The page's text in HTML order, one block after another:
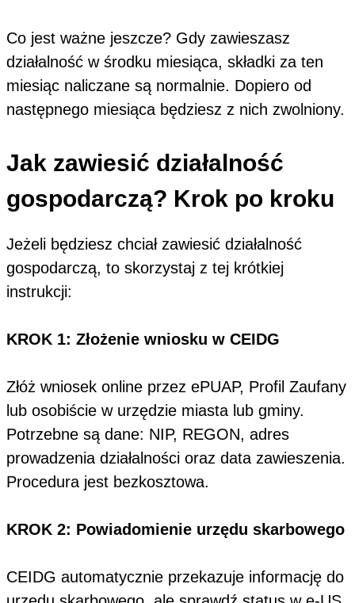
Co jest ważne jeszcze? Gdy zawieszasz
działalność w środku miesiąca, składki za ten
miesiąc naliczane są normalnie. Dopiero od
następnego miesiąca będziesz z nich zwolniony.
Jak zawiesić działalność
gospodarczą? Krok po kroku
Jeżeli będziesz chciał zawiesić działalność
gospodarczą, to skorzystaj z tej krótkiej
instrukcji:
KROK 1: Złożenie wniosku w CEIDG
Złóż wniosek online przez ePUAP, Profil Zaufany
lub osobiście w urzędzie miasta lub gminy.
Potrzebne są dane: NIP, REGON, adres
prowadzenia działalności oraz data zawieszenia.
Procedura jest bezkosztowa.
KROK 2: Powiadomienie urzędu skarbowego
CEIDG automatycznie przekazuje informację do